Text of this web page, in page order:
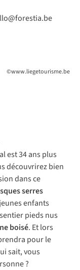
©www.liegetourisme.be
est 34 ans plus
découvrirez bien
dans ce
serres
enfants
pieds nus
boisé. Et lors
pour le
sait, vous
?